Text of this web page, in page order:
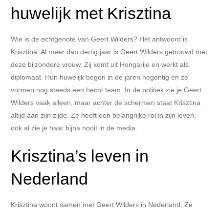
huwelijk met Krisztina
Wie is de echtgenote van Geert Wilders? Het antwoord is
Krisztina. Al meer dan dertig jaar is Geert Wilders getrouwd met
deze bijzondere vrouw. Zij komt uit Hongarije en werkt als
diplomaat. Hun huwelijk begon in de jaren negentig en ze
vormen nog steeds een hecht team. In de politiek zie je Geert
Wilders vaak alleen, maar achter de schermen staat Krisztina
altijd aan zijn zijde. Ze heeft een belangrijke rol in zijn leven,
ook al zie je haar bijna nooit in de media.
Krisztina’s leven in
Nederland
Krisztina woont samen met Geert Wilders in Nederland. Ze